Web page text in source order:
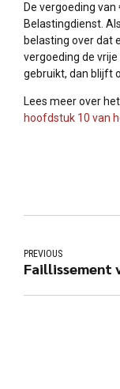
De vergoeding
Belastingdienst.
belasting over dat
vergoeding de
gebruikt, dan blijft
Lees meer over het
hoofdstuk 10 van
PREVIOUS
Faillissement